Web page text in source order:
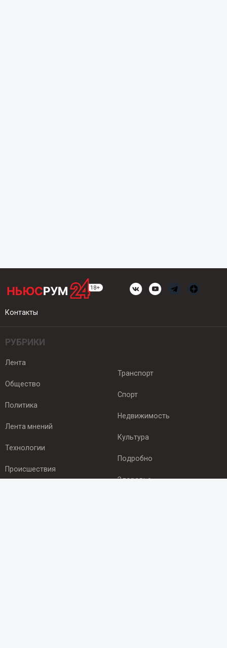
Контакты
РУБРИКИ
Лента
Общество
Политика
Лента мнений
Технологии
Происшествия
Транспорт
Спорт
Недвижимость
Культура
Подробно
Здоровье